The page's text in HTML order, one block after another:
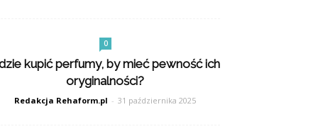
0
kupić perfumy, by mieć pewność ich
oryginalności?
Redakcja Rehaform.pl - 31 października 2025